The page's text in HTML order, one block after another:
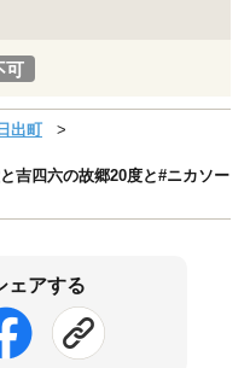
可
出町
吉四六の故郷20度と#ニカソー
ェアする